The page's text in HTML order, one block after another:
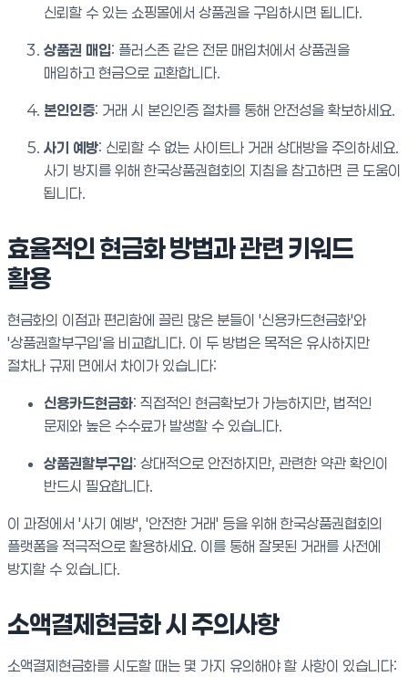
신뢰할 수 있는 쇼핑몰에서 상품권을 구입하시면 됩니다.
상품권 매입: 플러스존 같은 전문 매입처에서 상품권을
매입하고 현금으로 교환합니다.
본인인증: 거래 시 본인인증 절차를 통해 안전성을 확보하세요.
사기 예방: 신뢰할 수 없는 사이트나 거래 상대방을 주의하세요.
사기 방지를 위해 한국상품권협회의 지침을 참고하면 큰 도움이
됩니다.
효율적인 현금화 방법과 관련 키워드
활용
현금화의 이점과 편리함에 끌린 많은 분들이 '신용카드현금화'와
'상품권할부구입'을 비교합니다. 이 두 방법은 목적은 유사하지만
절차나 규제 면에서 차이가 있습니다:
신용카드현금화: 직접적인 현금확보가 가능하지만, 법적인
문제와 높은 수수료가 발생할 수 있습니다.
상품권할부구입: 상대적으로 안전하지만, 관련한 약관 확인이
반드시 필요합니다.
이 과정에서 '사기 예방', '안전한 거래' 등을 위해 한국상품권협회의
플랫폼을 적극적으로 활용하세요. 이를 통해 잘못된 거래를 사전에
방지할 수 있습니다.
소액결제현금화 시 주의사항
소액결제현금화를 시도할 때는 몇 가지 유의해야 할 사항이 있습니다: